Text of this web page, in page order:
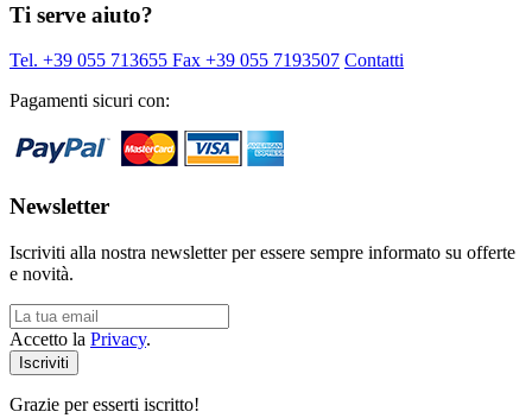
Ti serve aiuto?
Tel. +39 055 713655 Fax +39 055 7193507 Contatti
Pagamenti sicuri con:
Newsletter
Iscriviti alla nostra newsletter per essere sempre informato su offerte
e novità.
Accetto la Privacy.
Grazie per esserti iscritto!